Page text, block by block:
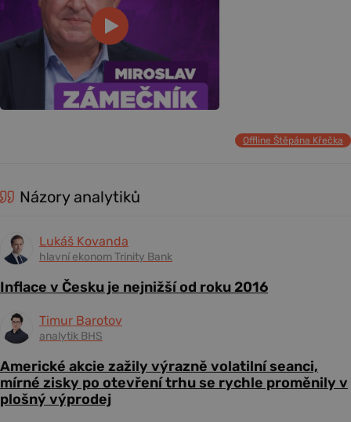
Offline Štěpána Křečka
Názory analytiků
Lukáš Kovanda
hlavní ekonom Trinity Bank
Inflace v Česku je nejnižší od roku 2016
Timur Barotov
analytik BHS
Americké akcie zažily výrazně volatilní seanci,
mírné zisky po otevření trhu se rychle proměnily v
plošný výprodej